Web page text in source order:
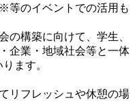
等のイベントでの活用も
構築に向けて、学生、
企業・地域社会等と一体
ます。
リフレッシュや休憩の場